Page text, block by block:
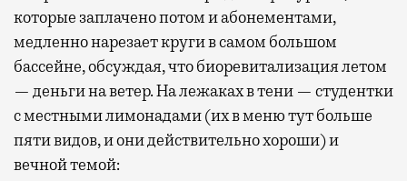
которые заплачено потом и абонементами,
медленно нарезает круги в самом большом
бассейне, обсуждая, что биоревитализация летом
— деньги на ветер. На лежаках в тени — студентки
с местными лимонадами (их в меню тут больше
пяти видов, и они действительно хороши) и
вечной темой: